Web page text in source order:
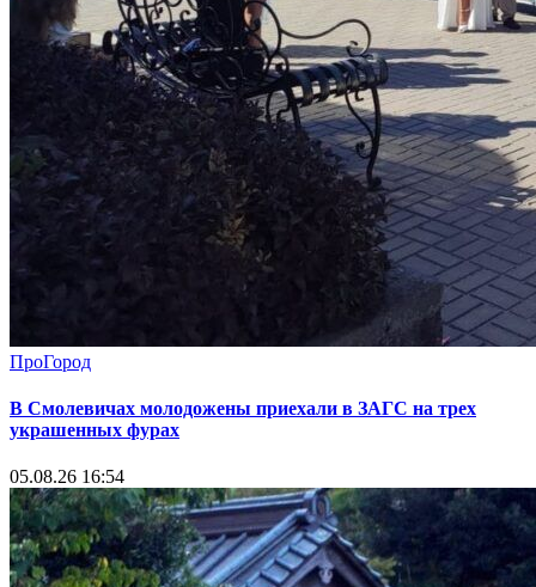
ПроГород
В Смолевичах молодожены приехали в ЗАГС на трех
украшенных фурах
05.08.26 16:54